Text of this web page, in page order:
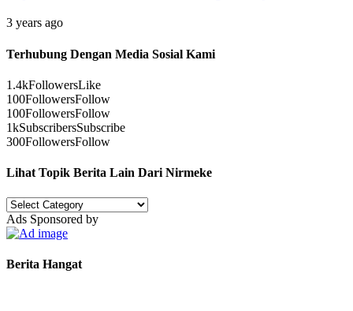
3 years ago
Terhubung Dengan Media Sosial Kami
1.4kFollowersLike
100FollowersFollow
100FollowersFollow
1kSubscribersSubscribe
300FollowersFollow
Lihat Topik Berita Lain Dari Nirmeke
Lihat
Topik
Berita
Dari
Ads Sponsored by
Berita Hangat